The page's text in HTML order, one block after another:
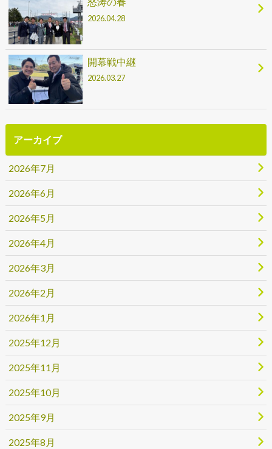
2026.04.28
開幕戦中継
2026.03.27
アーカイブ
2026年7月
2026年6月
2026年5月
2026年4月
2026年3月
2026年2月
2026年1月
2025年12月
2025年11月
2025年10月
2025年9月
2025年8月